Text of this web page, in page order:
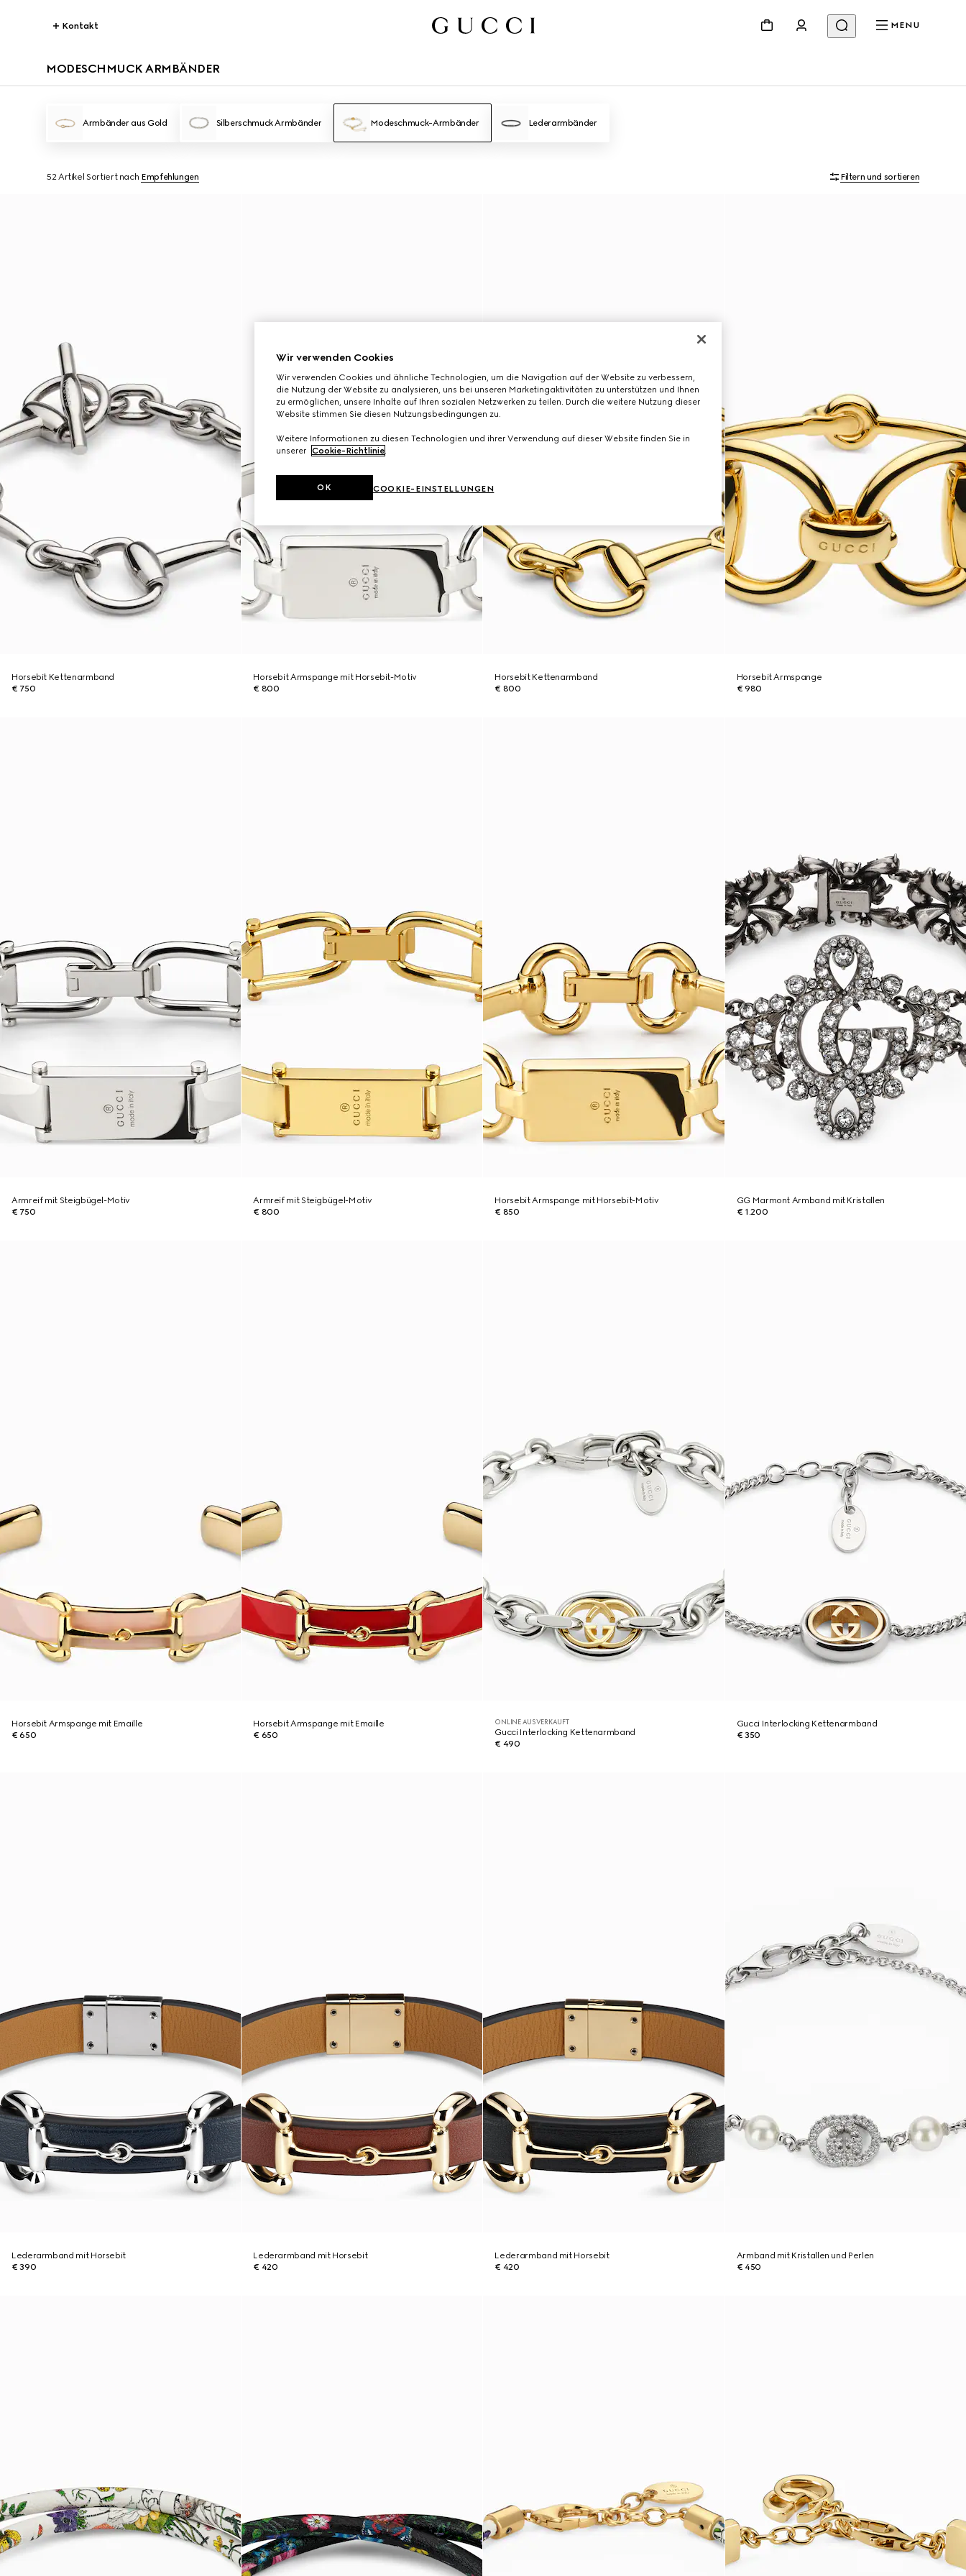
Kontakt MENU
MODESCHMUCK ARMBÄNDER
Armbänder aus Gold Silberschmuck Armbänder Modeschmuck-Armbänder Lederarmbänder
52 Artikel Sortiert nach Empfehlungen Filtern und sortieren
Horsebit Kettenarmband
€ 750
Horsebit Armspange mit Horsebit-Motiv
€ 800
Horsebit Kettenarmband
€ 800
Horsebit Armspange
€ 980
Armreif mit Steigbügel-Motiv
€ 750
Armreif mit Steigbügel-Motiv
€ 800
Horsebit Armspange mit Horsebit-Motiv
€ 850
GG Marmont Armband mit Kristallen
€ 1.200
Horsebit Armspange mit Emaille
€ 650
Horsebit Armspange mit Emaille
€ 650
ONLINE AUSVERKAUFT
Gucci Interlocking Kettenarmband
€ 490
Gucci Interlocking Kettenarmband
€ 350
Lederarmband mit Horsebit
€ 390
Lederarmband mit Horsebit
€ 420
Lederarmband mit Horsebit
€ 420
Armband mit Kristallen und Perlen
€ 450
Wir verwenden Cookies
Wir verwenden Cookies und ähnliche Technologien, um die Navigation auf der Website zu verbessern,
die Nutzung der Website zu analysieren, uns bei unseren Marketingaktivitäten zu unterstützen und Ihnen
zu ermöglichen, unsere Inhalte auf Ihren sozialen Netzwerken zu teilen. Durch die weitere Nutzung dieser
Website stimmen Sie diesen Nutzungsbedingungen zu.
Weitere Informationen zu diesen Technologien und ihrer Verwendung auf dieser Website finden Sie in
unserer Cookie-Richtlinie.
COOKIE-EINSTELLUNGEN
OK